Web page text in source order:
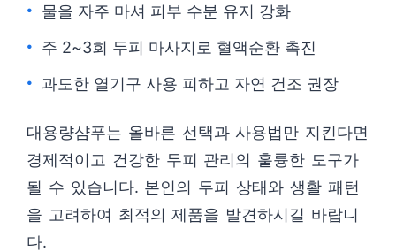
물을 자주 마셔 피부 수분 유지 강화
주 2~3회 두피 마사지로 혈액순환 촉진
과도한 열기구 사용 피하고 자연 건조 권장
대용량샴푸는 올바른 선택과 사용법만 지킨다면
경제적이고 건강한 두피 관리의 훌륭한 도구가
될 수 있습니다. 본인의 두피 상태와 생활 패턴
을 고려하여 최적의 제품을 발견하시길 바랍니
다.